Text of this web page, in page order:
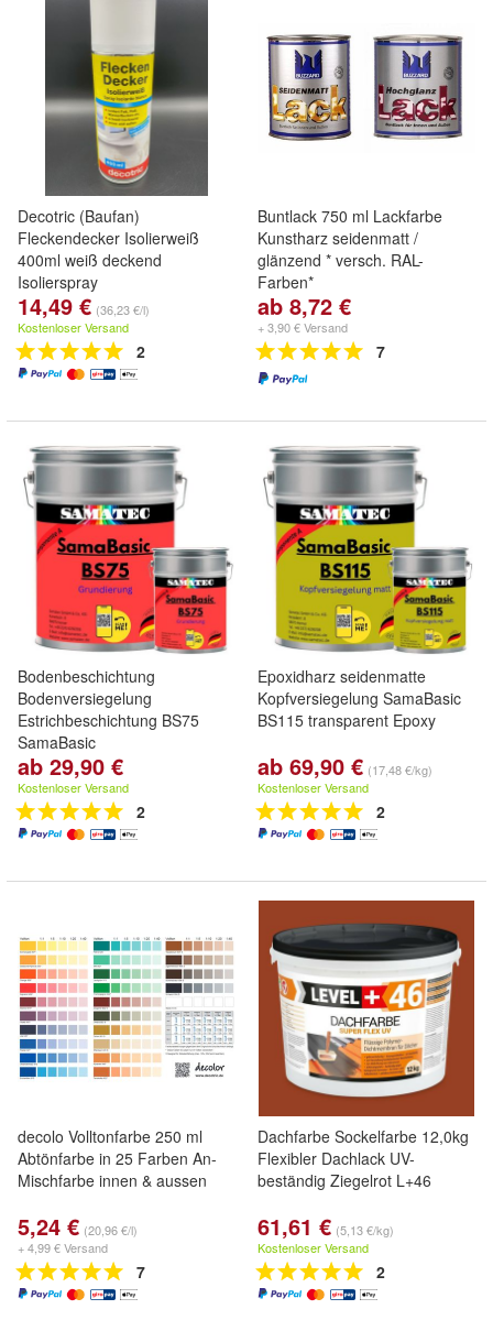
Decotric (Baufan)
Fleckendecker Isolierweiß
400ml weiß deckend
Isolierspray
14,49 € (36,23 €/l)
Kostenloser Versand
2
Buntlack 750 ml Lackfarbe
Kunstharz seidenmatt /
glänzend * versch. RAL-
Farben*
ab 8,72 €
+ 3,90 € Versand
7
Bodenbeschichtung
Bodenversiegelung
Estrichbeschichtung BS75
SamaBasic
ab 29,90 €
Kostenloser Versand
2
Epoxidharz seidenmatte
Kopfversiegelung SamaBasic
BS115 transparent Epoxy
ab 69,90 € (17,48 €/kg)
Kostenloser Versand
2
decolo Volltonfarbe 250 ml
Abtönfarbe in 25 Farben An-
Mischfarbe innen & aussen
5,24 € (20,96 €/l)
+ 4,99 € Versand
7
Dachfarbe Sockelfarbe 12,0kg
Flexibler Dachlack UV-
beständig Ziegelrot L+46
61,61 € (5,13 €/kg)
Kostenloser Versand
2